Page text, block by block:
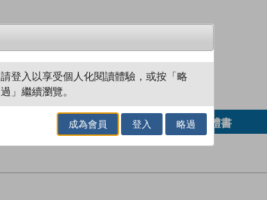
試閲 加入閱讀紀錄
加入／閱讀電子書 借閱實體書
請登入以享受個人化閱讀體驗，或按「略
過」繼續瀏覽。
成為會員 登入 略過